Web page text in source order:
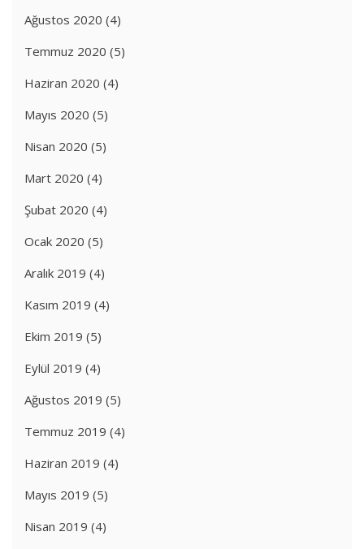
Ağustos 2020 (4)
Temmuz 2020 (5)
Haziran 2020 (4)
Mayıs 2020 (5)
Nisan 2020 (5)
Mart 2020 (4)
Şubat 2020 (4)
Ocak 2020 (5)
Aralık 2019 (4)
Kasım 2019 (4)
Ekim 2019 (5)
Eylül 2019 (4)
Ağustos 2019 (5)
Temmuz 2019 (4)
Haziran 2019 (4)
Mayıs 2019 (5)
Nisan 2019 (4)